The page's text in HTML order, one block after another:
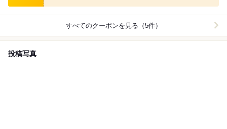
すべてのクーポンを見る（5件）
投稿写真